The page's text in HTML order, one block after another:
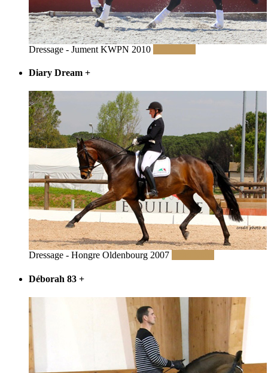
Dressage - Jument KWPN 2010
Diary Dream +
Dressage - Hongre Oldenbourg 2007
Déborah 83 +